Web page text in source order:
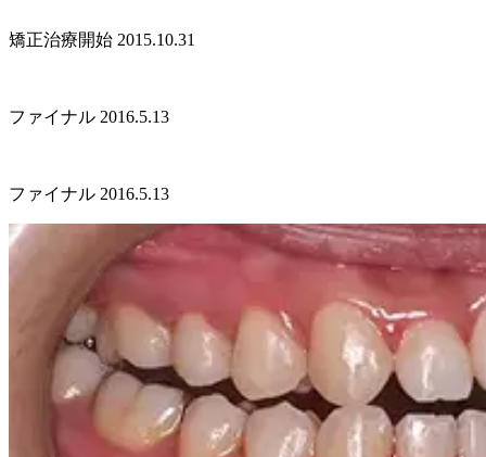
矯正治療開始 2015.10.31
ファイナル 2016.5.13
ファイナル 2016.5.13